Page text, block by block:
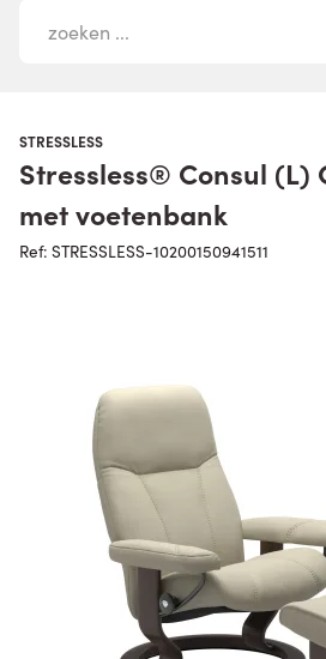
STRESSLESS
Stressless® Consul (L)
met voetenbank
Ref: STRESSLESS-10200150941511